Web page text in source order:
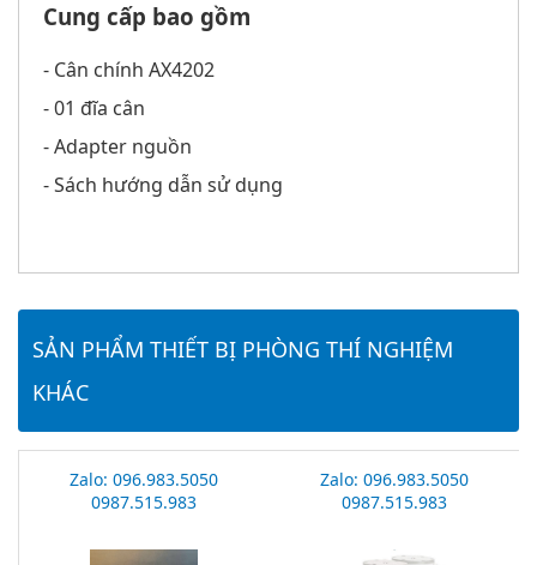
Cung cấp bao gồm
- Cân chính AX4202
- 01 đĩa cân
- Adapter nguồn
- Sách hướng dẫn sử dụng
SẢN PHẨM THIẾT BỊ PHÒNG THÍ NGHIỆM
KHÁC
Zalo: 096.983.5050
0987.515.983
Zalo: 096.983.5050
0987.515.983